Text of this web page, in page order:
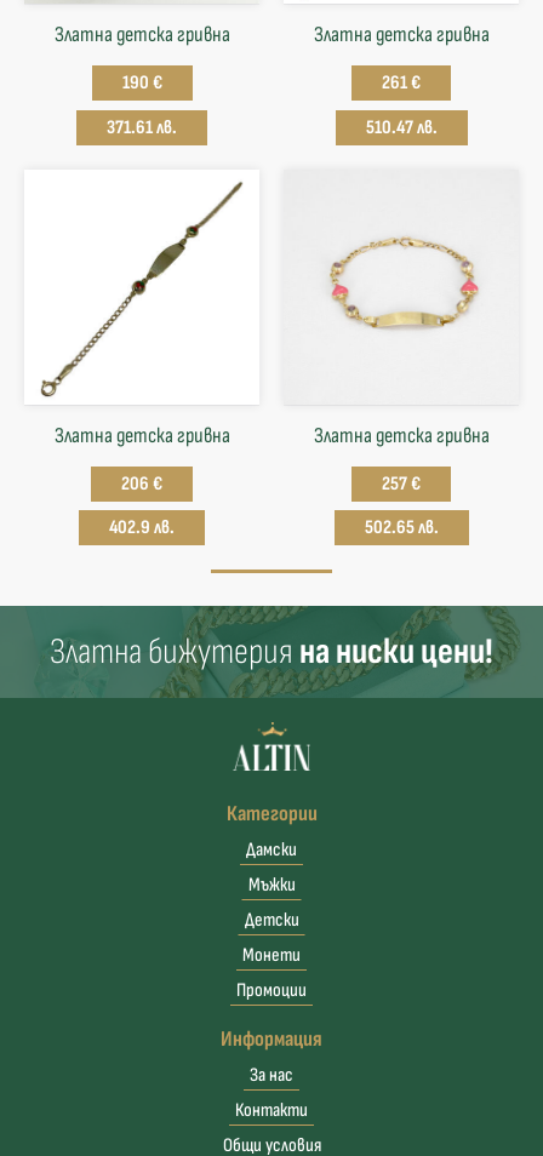
Златна детска гривна
190 €
371.61 лв.
Златна детска гривна
261 €
510.47 лв.
Златна детска гривна
206 €
402.9 лв.
Златна детска гривна
257 €
502.65 лв.
Златна бижутерия на ниски цени!
Категории
Дамски
Мъжки
Детски
Монети
Промоции
Информация
За нас
Контакти
Общи условия